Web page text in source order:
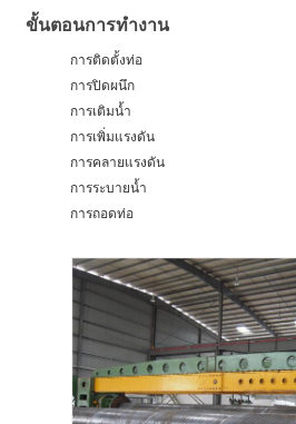
ขั้นตอนการทำงาน
การติดตั้งท่อ
การปิดผนึก
การเติมน้ำ
การเพิ่มแรงดัน
การคลายแรงดัน
การระบายน้ำ
การถอดท่อ